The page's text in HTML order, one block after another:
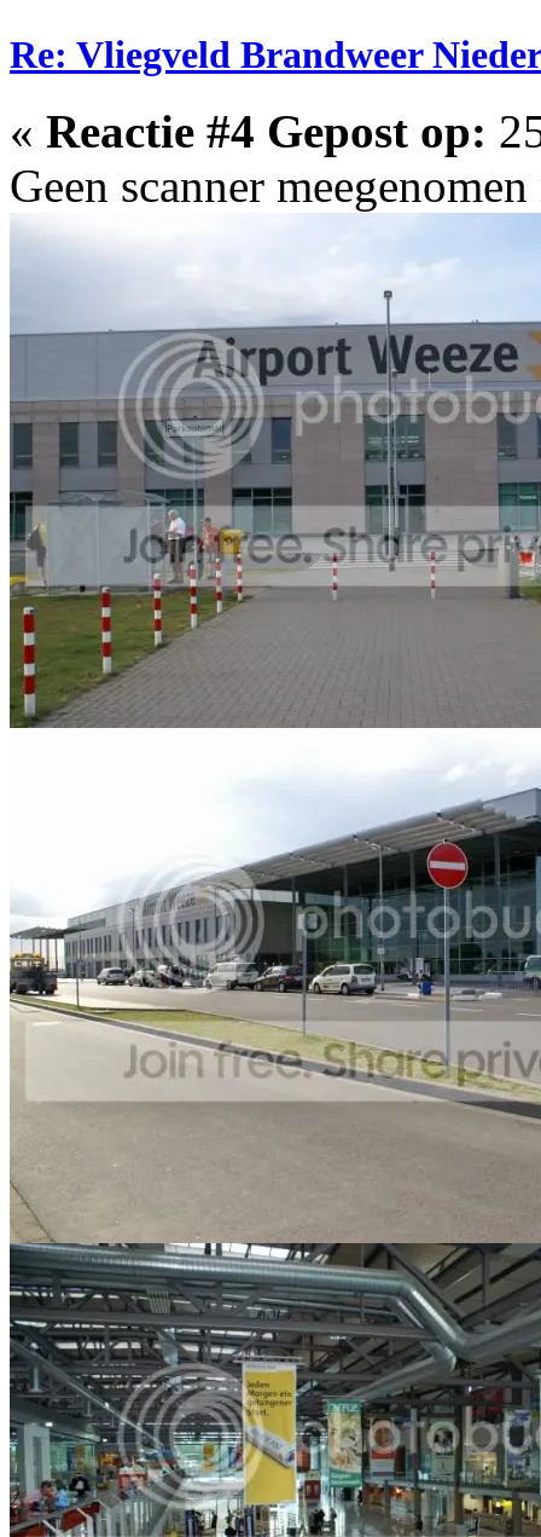
Re: Vliegveld Brandweer
« Reactie #4 Gepost op:
Geen scanner